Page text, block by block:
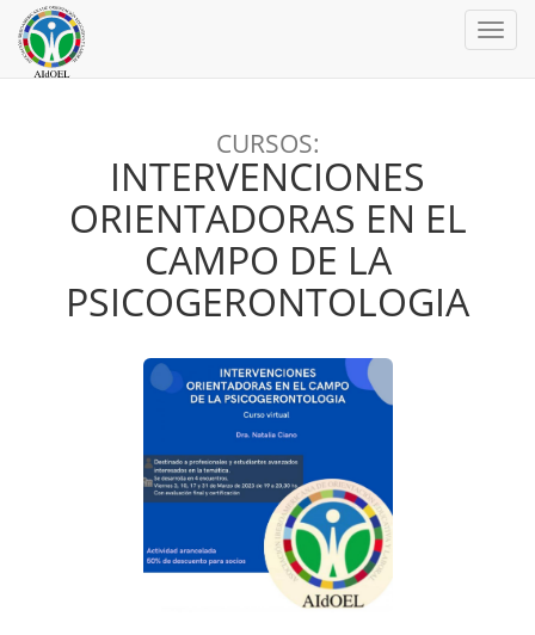
CURSOS:
INTERVENCIONES
ORIENTADORAS EN EL
CAMPO DE LA
PSICOGERONTOLOGIA